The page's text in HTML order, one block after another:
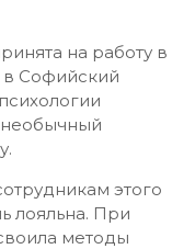
на работу в
в Софийский
необычный
этого
лояльна. При
методы